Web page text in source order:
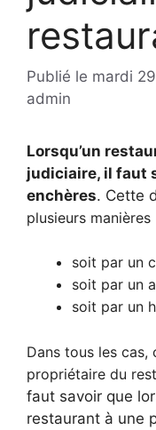
Publié le mardi
admin
Lorsqu’un
judiciaire, il faut
enchères. Cette
plusieurs manières
soit par un
soit par un
soit par un
Dans tous les cas,
propriétaire du
faut savoir que
restaurant à une